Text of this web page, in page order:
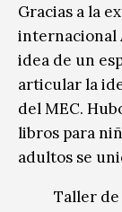
Gracias a la
internacional
idea de un
articular la
del MEC.
libros para
adultos se
Taller de